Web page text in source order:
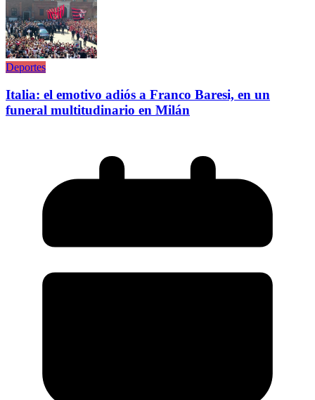
Deportes
Italia: el emotivo adiós a Franco Baresi, en un
funeral multitudinario en Milán